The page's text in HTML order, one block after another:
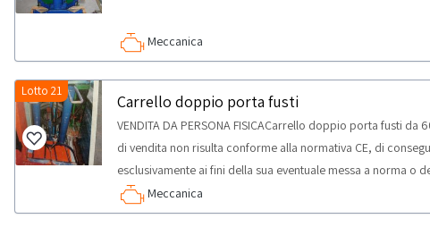
Meccanica
Lotto 21
Carrello doppio porta fusti
VENDITA DA PERSONA FISICACarrello doppio porta fusti
di vendita non risulta conforme alla normativa CE, di
esclusivamente ai fini della sua eventuale messa a norma o
ricambio; saranno ammessi a partecipare all’asta
qualificabili come Professionisti (che acquistano i beni solo
Meccanica